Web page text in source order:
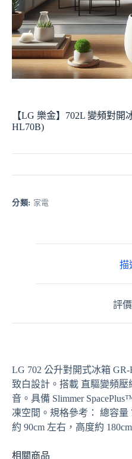
【LG 樂金】702L 變頻對開
HL70B)
分類: 家電
描
評
LG 702 公升對開式冰箱
致白設計。搭載 直驅變頻
音。具備 Slimmer
凍空間。規格參考： 總容量
約 90cm 左右，高度約
相關商品